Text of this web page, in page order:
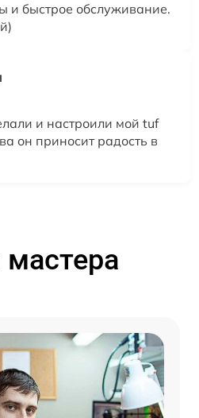
и быстрое обслуживание.
и настроили мой tuf
он приносит радость в